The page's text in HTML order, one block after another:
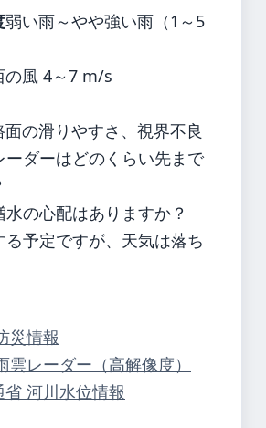
弱い雨～やや強い雨（1～5
の風 4～7 m/s
面の滑りやすさ、視界不良
ーダーはどのくらい先まで
の心配はありますか？
予定ですが、天気は落ち
災情報
雲レーダー（高解像度）
省 河川水位情報